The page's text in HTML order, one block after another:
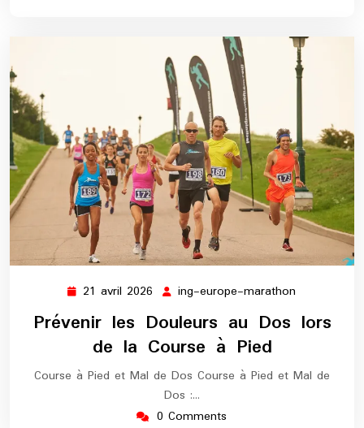
21 avril 2026 21
avril
2026
ing-europe-marathon
europe-
marathon
Prévenir les Douleurs au Dos lors
de la Course à Pied
Course à Pied et Mal de Dos Course à Pied et Mal de
Dos :…
0 Comments